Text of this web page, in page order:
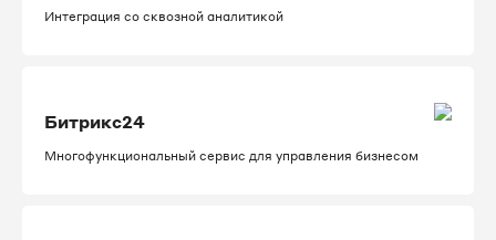
Интеграция со сквозной аналитикой
Битрикс24
Многофункциональный сервис для управления бизнесом